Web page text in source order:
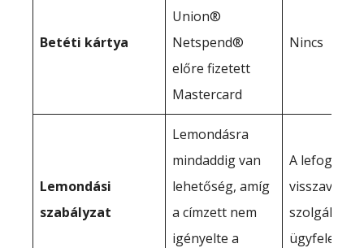
Betéti kártya
Union®
Netspend®
előre fizetett
Mastercard
Nincs
Lemondási
szabályzat
Lemondásra
mindaddig van
lehetőség, amíg
a címzett nem
igényelte a
A lefoglalt
ügyfelet